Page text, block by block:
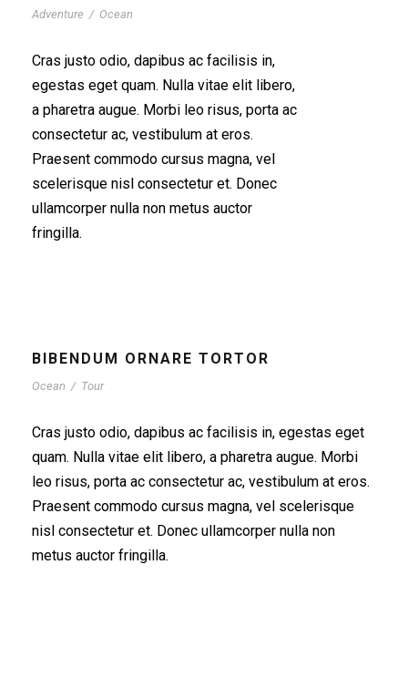
Adventure / Ocean
Cras justo odio, dapibus ac facilisis in,
egestas eget quam. Nulla vitae elit libero,
a pharetra augue. Morbi leo risus, porta ac
consectetur ac, vestibulum at eros.
Praesent commodo cursus magna, vel
scelerisque nisl consectetur et. Donec
ullamcorper nulla non metus auctor
fringilla.
BIBENDUM ORNARE TORTOR
Ocean / Tour
Cras justo odio, dapibus ac facilisis in, egestas eget
quam. Nulla vitae elit libero, a pharetra augue. Morbi
leo risus, porta ac consectetur ac, vestibulum at eros.
Praesent commodo cursus magna, vel scelerisque
nisl consectetur et. Donec ullamcorper nulla non
metus auctor fringilla.